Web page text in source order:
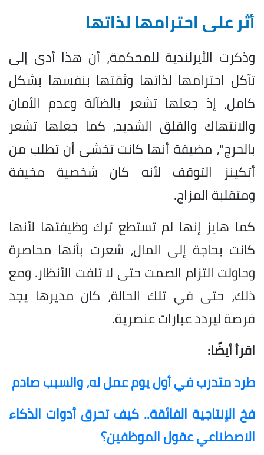
أثر على احترامها لذاتها
وذكرت الأيرلندية للمحكمة، أن هذا أدى إلى
تآكل احترامها لذاتها وثقتها بنفسها بشكل
كامل، إذ جعلها تشعر بالضآلة وعدم الأمان
والانتهاك والقلق الشديد، كما جعلها تشعر
بالحرج"، مضيفة أنها كانت تخشى أن تطلب من
أتكينز التوقف لأنه كان شخصية مخيفة
ومتقلبة المزاج.
كما هايز إنها لم تستطع ترك وظيفتها لأنها
كانت بحاجة إلى المال، شعرت بأنها محاصرة
وحاولت التزام الصمت حتى لا تلفت الأنظار. ومع
ذلك، حتى في تلك الحالة، كان مديرها يجد
فرصة ليردد عبارات عنصرية.
اقرأ أيضًا:
طرد متدرب في أول يوم عمل له، والسبب صادم
فخ الإنتاجية الفائقة.. كيف تحرق أدوات الذكاء
الاصطناعي عقول الموظفين؟